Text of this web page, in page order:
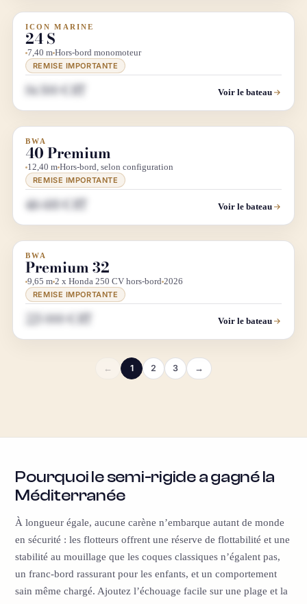
DIRECT CHANTIER
ICON MARINE
24 S
7,40 m Hors-bord monomoteur
REMISE IMPORTANTE
84 500 € HT Voir le bateau
DÉMO SALON
BWA
40 Premium
12,40 m Hors-bord, selon configuration
REMISE IMPORTANTE
416 688 € HT Voir le bateau
DÉSTOCKAGE
BWA
Premium 32
9,65 m 2 x Honda 250 CV hors-bord 2026
REMISE IMPORTANTE
225 000 € HT Voir le bateau
← 1 2 3 →
Pourquoi le semi-rigide a gagné la
Méditerranée
À longueur égale, aucune carène n’embarque autant de monde
en sécurité : les flotteurs offrent une réserve de flottabilité et une
stabilité au mouillage que les coques classiques n’égalent pas,
un franc-bord rassurant pour les enfants, et un comportement
sain même chargé. Ajoutez l’échouage facile sur une plage et la